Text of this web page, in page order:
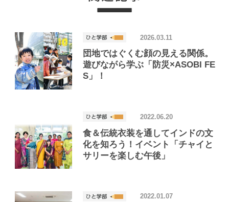
団地ではぐくむ顔の見える関係。
遊びながら学ぶ「防災×ASOBI FE
S」！
2026.03.11
食＆伝統衣装を通してインドの文
化を知ろう！イベント「チャイと
サリーを楽しむ午後」
2022.06.20
2022.01.07